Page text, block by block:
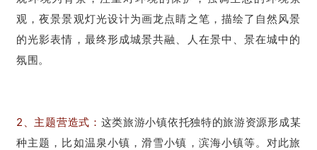
观，夜景景观灯光设计为画龙点睛之笔，描绘了自然风景
的光影表情，最终形成城景共融、人在景中、景在城中的
氛围。
2、主题营造式： 这类旅游小镇依托独特的旅游资源形成某
种主题，比如温泉小镇，滑雪小镇，滨海小镇等。对此旅